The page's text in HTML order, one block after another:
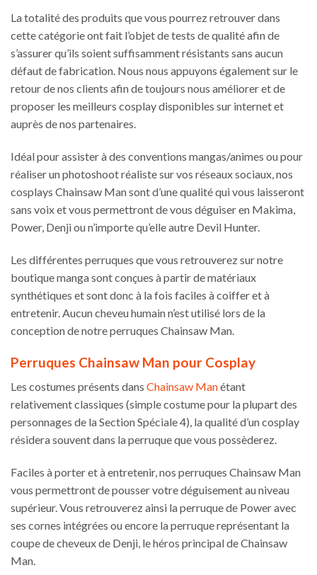
page
du
produit
La totalité des produits que vous pourrez retrouver dans
cette catégorie ont fait l’objet de tests de qualité afin de
s’assurer qu’ils soient suffisamment résistants sans aucun
défaut de fabrication. Nous nous appuyons également sur le
retour de nos clients afin de toujours nous améliorer et de
proposer les meilleurs cosplay disponibles sur internet et
auprès de nos partenaires.
Idéal pour assister à des conventions mangas/animes ou pour
réaliser un photoshoot réaliste sur vos réseaux sociaux, nos
cosplays Chainsaw Man sont d’une qualité qui vous laisseront
sans voix et vous permettront de vous déguiser en Makima,
Power, Denji ou n’importe qu’elle autre Devil Hunter.
Les différentes perruques que vous retrouverez sur notre
boutique manga sont conçues à partir de matériaux
synthétiques et sont donc à la fois faciles à coiffer et à
entretenir. Aucun cheveu humain n’est utilisé lors de la
conception de notre perruques Chainsaw Man.
Perruques Chainsaw Man pour Cosplay
Les costumes présents dans Chainsaw Manétant
relativement classiques (simple costume pour la plupart des
personnages de la Section Spéciale 4), la qualité d’un cosplay
résidera souvent dans la perruque que vous possèderez.
Faciles à porter et à entretenir, nos perruques Chainsaw Man
vous permettront de pousser votre déguisement au niveau
supérieur. Vous retrouverez ainsi la perruque de Power avec
ses cornes intégrées ou encore la perruque représentant la
coupe de cheveux de Denji, le héros principal de Chainsaw
Man.